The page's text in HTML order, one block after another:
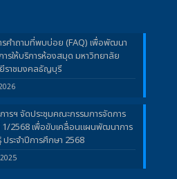
รคำถามที่พบบ่อย (FAQ) เพื่อพัฒนา
รให้บริการห้องสมุด มหาวิทยาลัย
ยีราชมงคลธัญบุรี
รฯ จัดประชุมคณะกรรมการจัดการ
1/2568 เพื่อขับเคลื่อนแผนพัฒนาการ
ระจำปีการศึกษา 2568